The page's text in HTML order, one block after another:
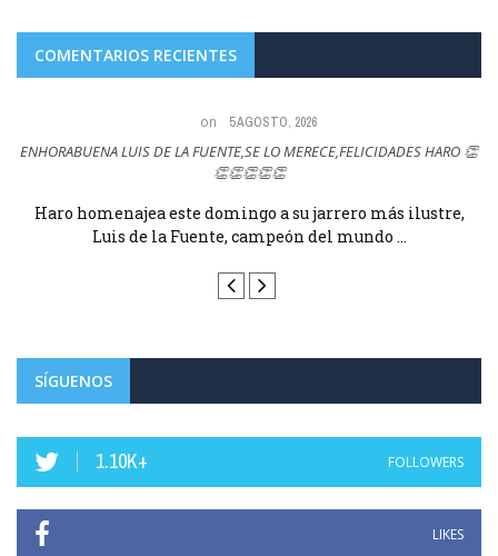
COMENTARIOS RECIENTES
on 5 AGOSTO, 2026
ENHORABUENA LUIS DE LA FUENTE,SE LO MERECE,FELICIDADES HARO 👏
👏👏👏👏👏
Haro homenajea este domingo a su jarrero más ilustre,
Luis de la Fuente, campeón del mundo ...
SÍGUENOS
1.10K+ FOLLOWERS
LIKES